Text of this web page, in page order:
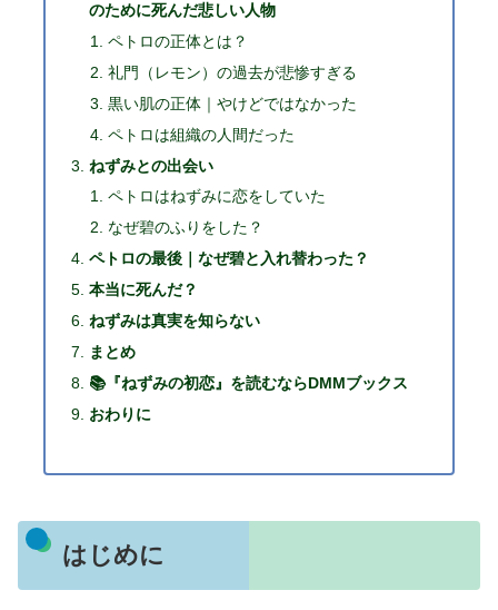
のために死んだ悲しい人物
ペトロの正体とは？
礼門（レモン）の過去が悲惨すぎる
黒い肌の正体｜やけどではなかった
ペトロは組織の人間だった
ねずみとの出会い
ペトロはねずみに恋をしていた
なぜ碧のふりをした？
ペトロの最後｜なぜ碧と入れ替わった？
本当に死んだ？
ねずみは真実を知らない
まとめ
📚『ねずみの初恋』を読むならDMMブックス
おわりに
はじめに